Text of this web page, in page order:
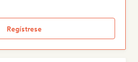
Regístrese